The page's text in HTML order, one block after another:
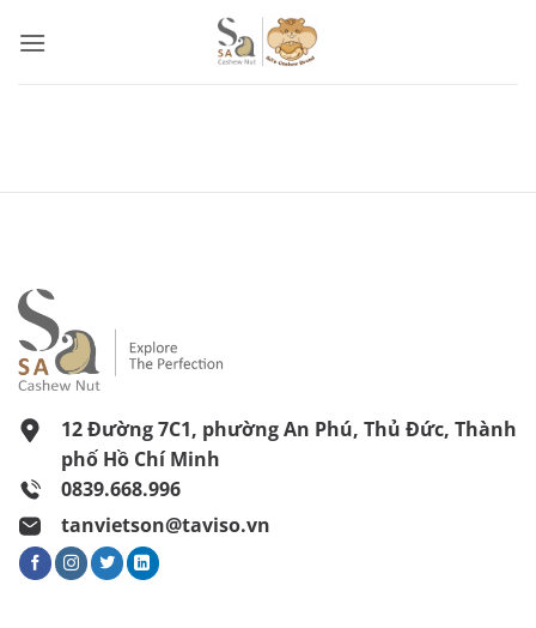
qua
12 Đường 7C1, phường An Phú, Thủ Đức, Thành
phố Hồ Chí Minh
0839.668.996
tanvietson@taviso.vn